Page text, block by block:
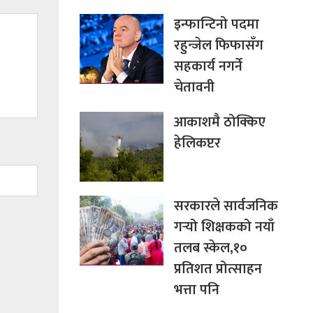
इन्फान्टिनो पदमा
रहुन्जेल फिफासँग
सहकार्य नगर्ने
चेतावनी
आकाशमै ठोक्किए
हेलिकप्टर
सरकारले सार्वजनिक
गर्‍यो शिक्षकको नयाँ
तलब स्केल,१०
प्रतिशत प्रोत्साहन
भत्ता पनि